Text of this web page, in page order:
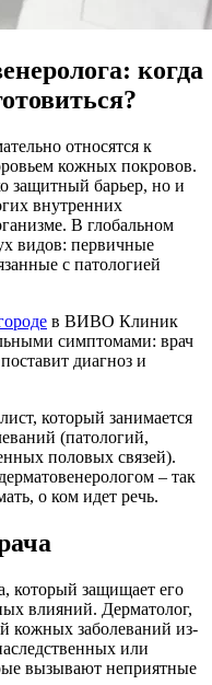
когда
относятся к
кожных покровов.
защитный барьер, но и
внутренних
В глобальном
видов: первичные
с патологией
в ВИВО Клиник
симптомами: врач
диагноз и
который занимается
(патологий,
половых связей).
– так
о ком идет речь.
который защищает его
влияний. Дерматолог,
кожных заболеваний из-
или
вызывают неприятные